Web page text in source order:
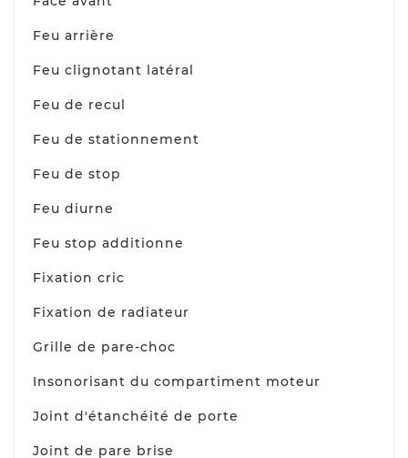
Feu arrière
Feu clignotant latéral
Feu de recul
Feu de stationnement
Feu de stop
Feu diurne
Feu stop additionne
Fixation cric
Fixation de radiateur
Grille de pare-choc
Insonorisant du compartiment moteur
Joint d'étanchéité de porte
Joint de pare brise